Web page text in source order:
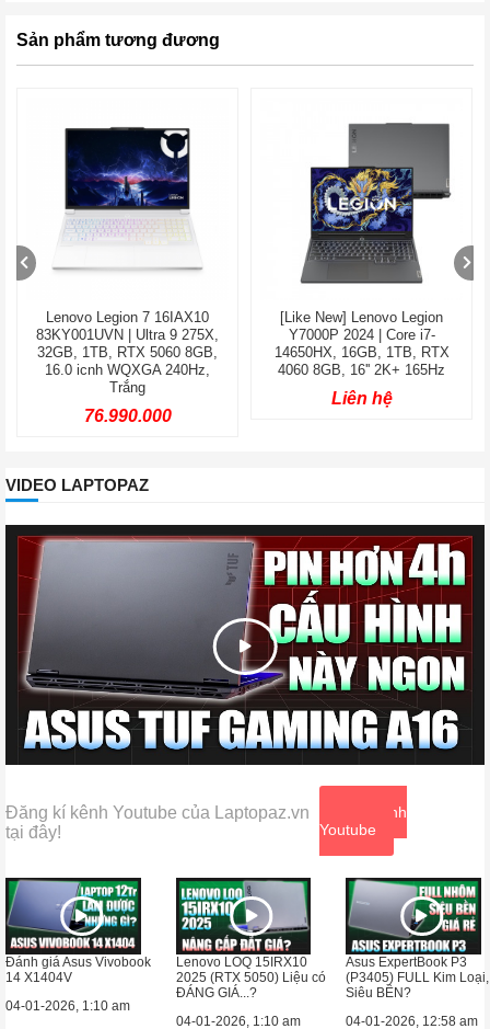
Sản phẩm tương đương
Lenovo Legion 7 16IAX10
83KY001UVN | Ultra 9 275X,
32GB, 1TB, RTX 5060 8GB,
16.0 icnh WQXGA 240Hz,
Trắng
76.990.000
[Like New] Lenovo Legion
Y7000P 2024 | Core i7-
14650HX, 16GB, 1TB, RTX
4060 8GB, 16'' 2K+ 165Hz
Liên hệ
VIDEO LAPTOPAZ
Đăng kí kênh Youtube của Laptopaz.vn
tại đây!
Xem kênh
Youtube
Đánh giá Asus Vivobook
14 X1404V
04-01-2026, 1:10 am
Lenovo LOQ 15IRX10
2025 (RTX 5050) Liệu có
ĐÁNG GIÁ...?
04-01-2026, 1:10 am
Asus ExpertBook P3
(P3405) FULL Kim Loại,
Siêu BỀN?
04-01-2026, 12:58 am